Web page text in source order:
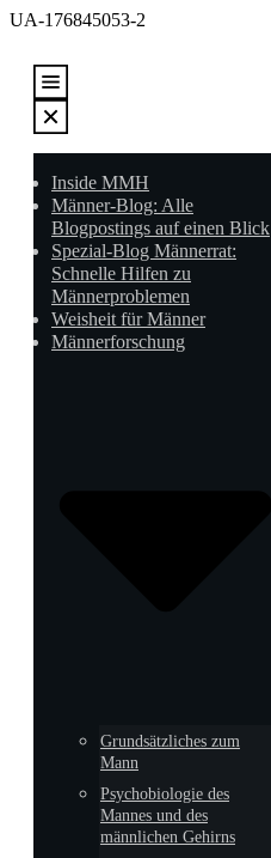
UA-176845053-2
Inside MMH
Männer-Blog: Alle
Blogpostings auf einen Blick
Spezial-Blog Männerrat:
Schnelle Hilfen zu
Männerproblemen
Weisheit für Männer
Männerforschung
Grundsätzliches zum
Mann
Psychobiologie des
Mannes und des
männlichen Gehirns